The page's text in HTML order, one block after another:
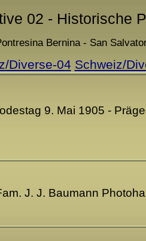
02 - Historische
Bernina - San
Diverse-04 Schweiz/
9. Mai 1905 -
J. J. Baumann